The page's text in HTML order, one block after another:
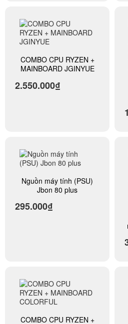
COMBO CPU RYZEN +
MAINBOARD JGINYUE
2.550.000₫
Nguồn máy tính (PSU)
Jbon 80 plus
295.000₫
COMBO CPU RYZEN +